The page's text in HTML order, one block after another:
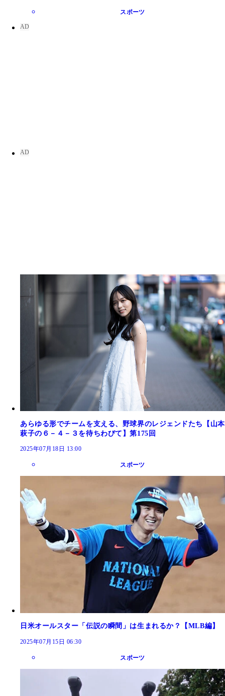
スポーツ
あらゆる形でチームを支える、野球界のレジェンドたち【山本
萩子の６－４－３を待ちわびて】第175回
2025年07月18日 13:00
スポーツ
日米オールスター「伝説の瞬間」は生まれるか？【MLB編】
2025年07月15日 06:30
スポーツ